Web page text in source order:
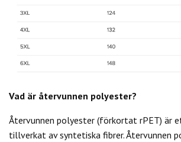
Vad är återvunnen polyester?
Återvunnen polyester (förkortat rPET) är
tillverkat av syntetiska fibrer. Återvunnen